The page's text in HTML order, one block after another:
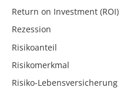
Return on Investment (ROI)
Rezession
Risikoanteil
Risikomerkmal
Risiko-Lebensversicherung